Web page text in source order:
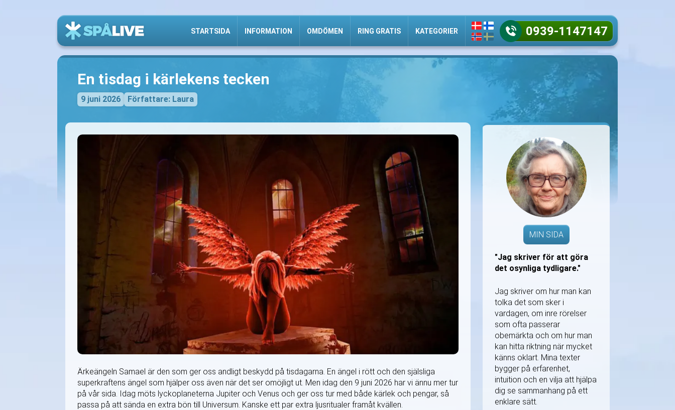
STARTSIDA INFORMATION OMDÖMEN RING GRATIS KATEGORIER 0939-1147147
En tisdag i kärlekens tecken
9 juni 2026 Författare: Laura
Ärkeängeln Samael är den som ger oss andligt beskydd på tisdagarna. En ängel i rött och den själsliga
superkraftens ängel som hjälper oss även när det ser omöjligt ut. Men idag den 9 juni 2026 har vi ännu mer tur
på vår sida. Idag möts lyckoplaneterna Jupiter och Venus och ger oss tur med både kärlek och pengar, så
passa på att sända en extra bön till Universum. Kanske ett par extra ljusritualer framåt kvällen.
MIN SIDA
"Jag skriver för att göra
det osynliga tydligare."
Jag skriver om hur man kan
tolka det som sker i
vardagen, om inre rörelser
som ofta passerar
obemärkta och om hur man
kan hitta riktning när mycket
känns oklart. Mina texter
bygger på erfarenhet,
intuition och en vilja att hjälpa
dig se sammanhang på ett
enklare sätt.